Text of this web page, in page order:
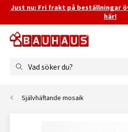
Just nu: Fri frakt på beställningar
här!
Vad söker du?
Självhäftande mosaik